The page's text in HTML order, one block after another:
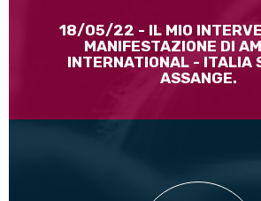
18/05/22 - IL MIO
MANIFESTAZIONE DI
INTERNATIONAL - ITALIA
ASSANGE.